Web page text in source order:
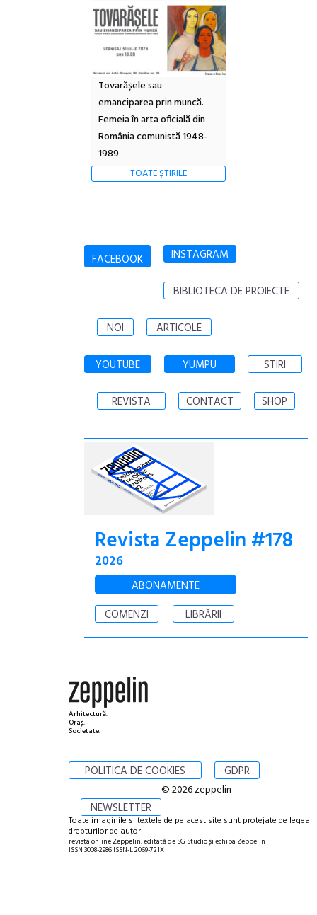
Tovarășele sau
emanciparea prin muncă.
Femeia în arta oficială din
România comunistă 1948-
1989
TOATE ȘTIRILE
FACEBOOK INSTAGRAM
BIBLIOTECA DE PROIECTE
NOI ARTICOLE
YOUTUBE YUMPU STIRI
REVISTA CONTACT SHOP
Revista Zeppelin #178
2026
ABONAMENTE
COMENZI
LIBRĂRII
Arhitectură.
Oraș.
Societate.
POLITICA DE COOKIES GDPR
NEWSLETTER
© 2026 zeppelin
Toate imaginile si textele de pe acest site sunt protejate de legea
drepturilor de autor
revista online Zeppelin, editată de SG Studio și echipa Zeppelin
ISSN 3008-2986 ISSN-L 2069-721X